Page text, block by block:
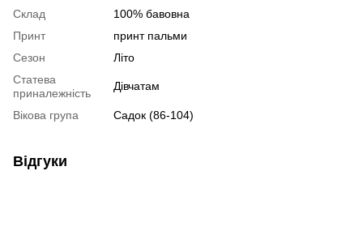
Склад
100% бавовна
Принт
принт пальми
Сезон
Літо
Статева
приналежність
Дівчатам
Вікова група Садок (86-104)
Відгуки